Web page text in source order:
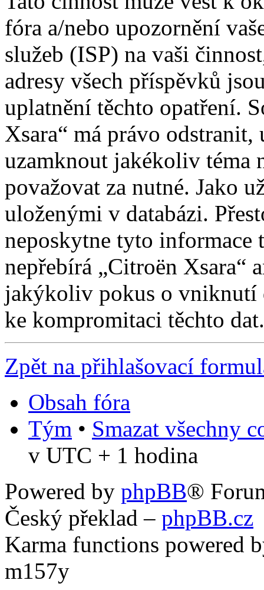
fóra a/nebo upozornění
služeb (ISP) na vaši
adresy všech příspěvků
uplatnění těchto opatření.
Xsara“ má právo
uzamknout jakékoliv téma
považovat za nutné. Jako
uloženými v databázi.
neposkytne tyto informace
nepřebírá „Citroën Xsara“
jakýkoliv pokus o vniknutí
ke kompromitaci těchto dat.
Zpět na přihlašovací
Obsah fóra
Tým • Smazat všechny
v UTC + 1 hodina
Powered by phpBB®
Český překlad – phpBB.cz
Karma functions powered
m157y